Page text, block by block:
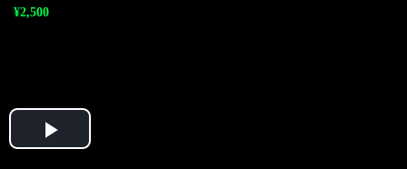
¥2,500
Play